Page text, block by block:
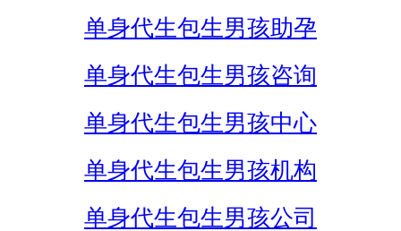
单身代生包生男孩助孕
单身代生包生男孩咨询
单身代生包生男孩中心
单身代生包生男孩机构
单身代生包生男孩公司